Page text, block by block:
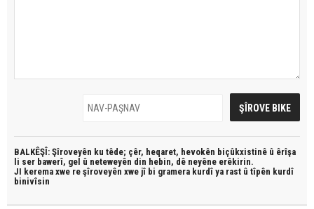
BALKÊŞÎ: Şîroveyên ku têde; çêr, heqaret, hevokên biçûkxistinê û êrîşa
li ser bawerî, gel û neteweyên din hebin, dê neyêne erêkirin.
JI kerema xwe re şîroveyên xwe jî bi gramera kurdî ya rast û tîpên kurdî
binivîsin